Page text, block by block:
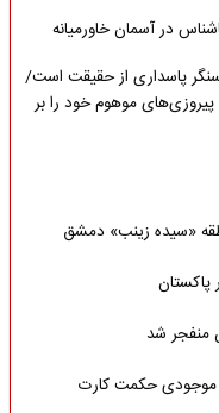
در آسمان خاورمیانه
سنگر پاسداری از حقیقت است/
موهوم خود را بر
«سیده زینب» دمشق
موجودی حکمت کارت